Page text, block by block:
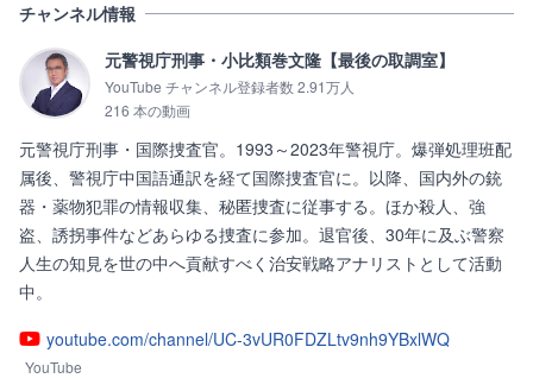
チャンネル情報
元警視庁刑事・小比類巻文隆【最後の取調室】
YouTube チャンネル登録者数 2.91万人
216 本の動画
元警視庁刑事・国際捜査官。1993～2023年警視庁。爆弾処理班配
属後、警視庁中国語通訳を経て国際捜査官に。以降、国内外の銃
器・薬物犯罪の情報収集、秘匿捜査に従事する。ほか殺人、強
盗、誘拐事件などあらゆる捜査に参加。退官後、30年に及ぶ警察
人生の知見を世の中へ貢献すべく治安戦略アナリストとして活動
中。
youtube.com/channel/UC-3vUR0FDZLtv9nh9YBxlWQ
YouTube